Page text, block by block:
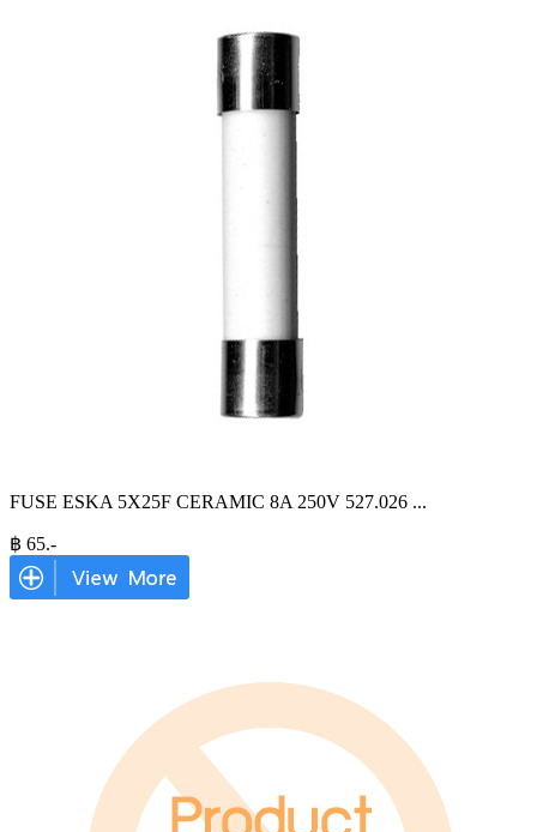
FUSE ESKA 5X25F CERAMIC 8A 250V 527.026 ...
฿ 65.-